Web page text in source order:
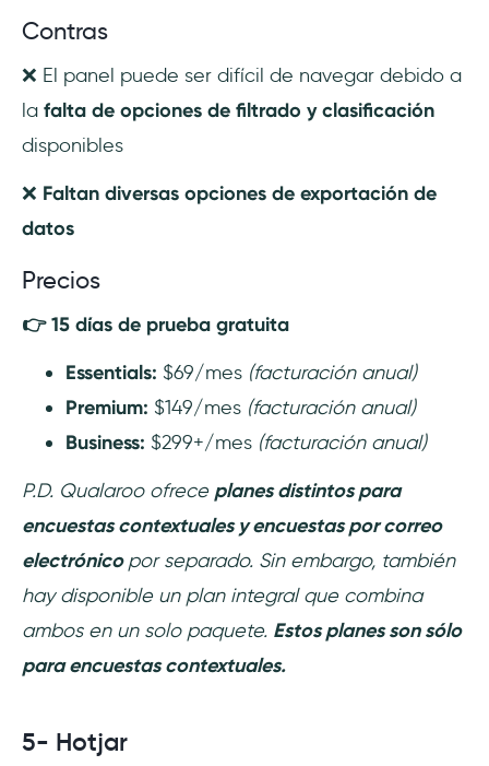
Contras
❌ El panel puede ser difícil de navegar debido a
la falta de opciones de filtrado y clasificación
disponibles
❌ Faltan diversas opciones de exportación de
datos
Precios
👉 15 días de prueba gratuita
Essentials: $69/mes (facturación anual)
Premium: $149/mes (facturación anual)
Business: $299+/mes (facturación anual)
P.D. Qualaroo ofrece planes distintos para
encuestas contextuales y encuestas por correo
electrónicopor separado. Sin embargo, también
hay disponible un plan integral que combina
ambos en un solo paquete. Estos planes son sólo
para encuestas contextuales.
5- Hotjar